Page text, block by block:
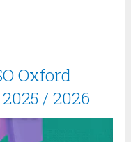
Oxford
/ 2026